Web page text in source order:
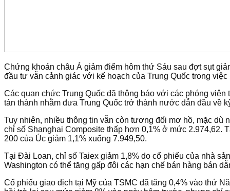
Chứng khoán châu Á giảm điểm hôm thứ Sáu sau đợt sụt
đầu tư vẫn cảnh giác với kế hoạch của Trung Quốc trong
Các quan chức Trung Quốc đã thông báo với các phóng viên
tán thành nhằm đưa Trung Quốc trở thành nước dẫn đầu về
Tuy nhiên, nhiều thông tin vẫn còn tương đối mơ hồ, mặc
chỉ số Shanghai Composite thấp hơn 0,1% ở mức 2.974,62.
200 của Úc giảm 1,1% xuống 7.949,50.
Tại Đài Loan, chỉ số Taiex giảm 1,8% do cổ phiếu của nhà
Washington có thể tăng gấp đôi các hạn chế bán hàng bán
Cổ phiếu giao dịch tại Mỹ của TSMC đã tăng 0,4% vào thứ